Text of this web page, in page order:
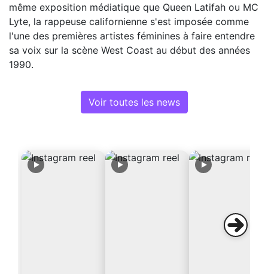
même exposition médiatique que Queen Latifah ou MC
Lyte, la rappeuse californienne s'est imposée comme
l'une des premières artistes féminines à faire entendre
sa voix sur la scène West Coast au début des années
1990.
Voir toutes les news